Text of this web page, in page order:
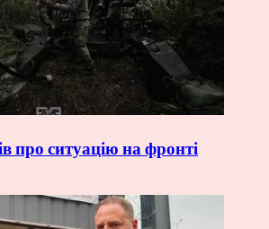
про ситуацію на фронті